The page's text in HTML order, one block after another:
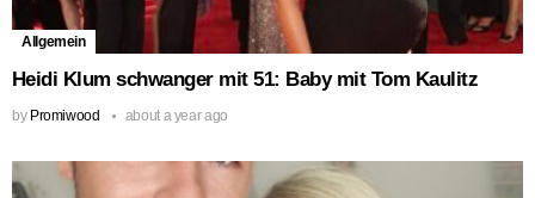
Allgemein
Heidi Klum schwanger mit 51: Baby mit Tom Kaulitz
by Promiwood about a year ago